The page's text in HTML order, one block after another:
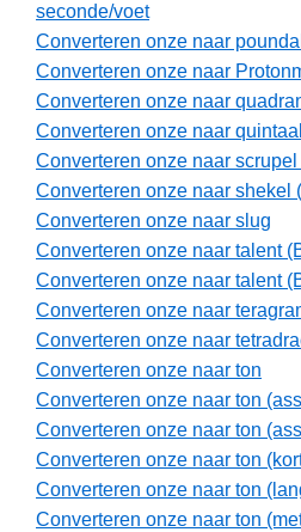
seconde/voet
Converteren onze naar poundal
Converteren onze naar
Converteren onze naar
Converteren onze naar
Converteren onze naar
Converteren onze naar shekel
Converteren onze naar slug
Converteren onze naar talent
Converteren onze naar talent
Converteren onze naar
Converteren onze naar
Converteren onze naar ton
Converteren onze naar ton
Converteren onze naar ton
Converteren onze naar ton
Converteren onze naar ton
Converteren onze naar ton